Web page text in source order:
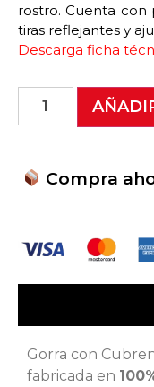
rostro. Cuenta con
tiras reflejantes y
Descarga ficha
Compra
Gorra con
fabricada en